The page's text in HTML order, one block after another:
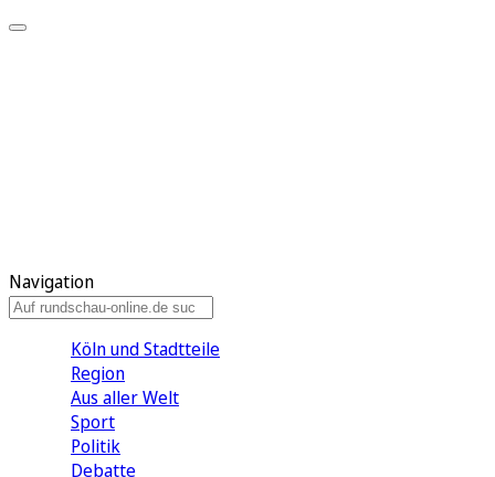
Navigation
Köln und Stadtteile
Region
Aus aller Welt
Sport
Politik
Debatte